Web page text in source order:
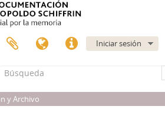
Iniciar sesión
y Archivo